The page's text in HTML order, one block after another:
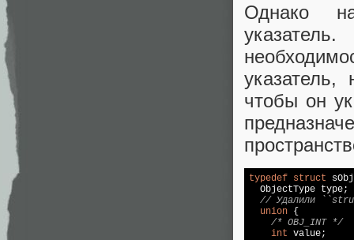
Однако
чтобы он
typedef struct
  ObjectType type;
// Удалили
union {
/* OBJ_INT */
int value;